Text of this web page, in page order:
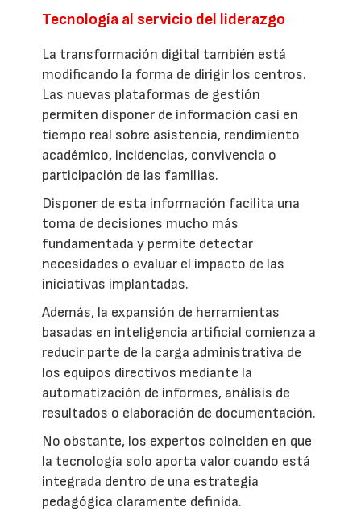
Tecnología al servicio del liderazgo
La transformación digital también está
modificando la forma de dirigir los centros.
Las nuevas plataformas de gestión
permiten disponer de información casi en
tiempo real sobre asistencia, rendimiento
académico, incidencias, convivencia o
participación de las familias.
Disponer de esta información facilita una
toma de decisiones mucho más
fundamentada y permite detectar
necesidades o evaluar el impacto de las
iniciativas implantadas.
Además, la expansión de herramientas
basadas en inteligencia artificial comienza a
reducir parte de la carga administrativa de
los equipos directivos mediante la
automatización de informes, análisis de
resultados o elaboración de documentación.
No obstante, los expertos coinciden en que
la tecnología solo aporta valor cuando está
integrada dentro de una estrategia
pedagógica claramente definida.